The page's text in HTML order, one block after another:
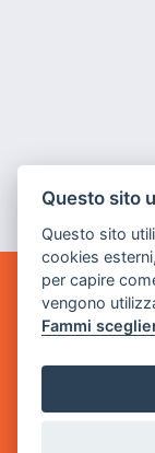
GAME WARP
BY POWER GAME
Sede Legale
via Villaggio dei
- 25014
Questo sito
Questo sito
cookies
per capire
vengono
Fammi